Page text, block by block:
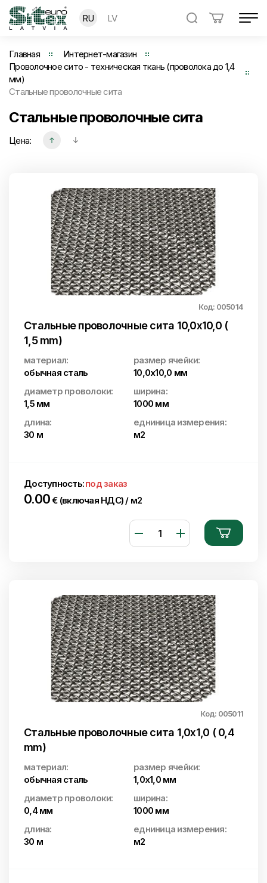
RU LV
Главная
Интернет-магазин
Проволочное сито - техническая ткань (проволока до 1,4
мм)
Стальные проволочные сита
Стальные проволочные сита
Цена:
Код: 005014
Стальные проволочные сита 10,0x10,0 (
1,5 mm)
материал:
обычная сталь
размер ячейки:
10,0х10,0 мм
диаметр проволоки:
1,5 мм
ширина:
1000 мм
длина:
30 м
едниница измерения:
м2
Доступность:под заказ
0.00€ (включая НДС) / м2
Код: 005011
Стальные проволочные сита 1,0x1,0 ( 0,4
mm)
материал:
обычная сталь
размер ячейки:
1,0х1,0 мм
диаметр проволоки:
0,4 мм
ширина:
1000 мм
длина:
30 м
едниница измерения:
м2